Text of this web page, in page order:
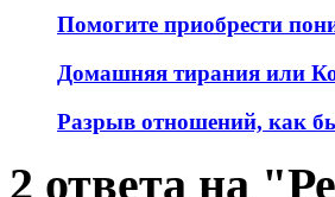
Помогите приобрести
Домашняя тирания или
Разрыв отношений, как
2 ответа на